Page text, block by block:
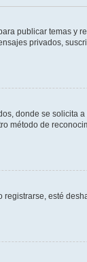
publicar temas y
privados,
donde se solicita
método de
esté